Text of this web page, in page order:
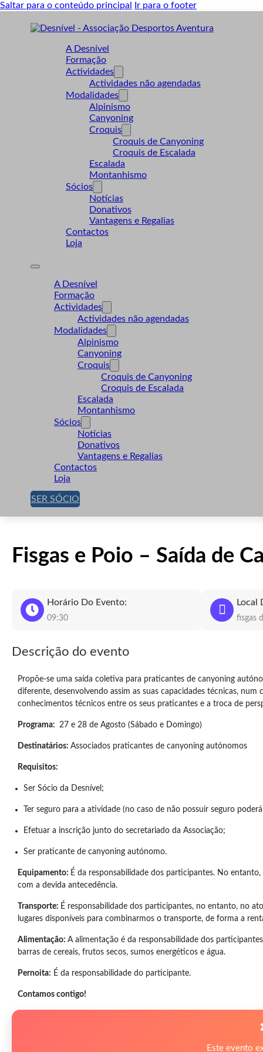
Saltar para o conteúdo principal Ir para o footer
A Desnível
Formação
Actividades
Actividades não agendadas
Modalidades
Alpinismo
Canyoning
Croquis
Croquis de Canyoning
Croquis de Escalada
Escalada
Montanhismo
Sócios
Notícias
Donativos
Vantagens e Regalias
Contactos
Loja
A Desnível
Formação
Actividades
Actividades não agendadas
Modalidades
Alpinismo
Canyoning
Croquis
Croquis de Canyoning
Croquis de Escalada
Escalada
Montanhismo
Sócios
Notícias
Donativos
Vantagens e Regalias
Contactos
Loja
SER SÓCIO
Fisgas e Poio – Saída de
Horário Do Evento:
09:30
Local
fisgas
Descrição do evento
Propõe-se uma saída coletiva para praticantes de canyoning
diferente, desenvolvendo assim as suas capacidades técnicas,
conhecimentos técnicos entre os seus praticantes e a troca de
Programa: 27 e 28 de Agosto (Sábado e Domingo)
Destinatários: Associados praticantes de canyoning autónomos
Requisitos:
Ser Sócio da Desnível;
Ter seguro para a atividade (no caso de não possuir seguro
Efetuar a inscrição junto do secretariado da Associação;
Ser praticante de canyoning autónomo.
Equipamento: É da responsabilidade dos participantes. No
com a devida antecedência.
Transporte: É responsabilidade dos participantes, no entanto, no
lugares disponíveis para combinarmos o transporte, de forma a
Alimentação: A alimentação é da responsabilidade dos
barras de cereais, frutos secos, sumos energéticos e água.
Pernoita: É da responsabilidade do participante.
Contamos contigo!
Este evento